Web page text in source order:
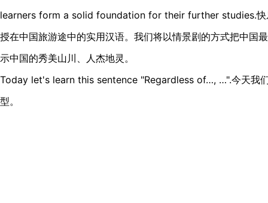
learners form a solid foundation for their further studies.快
授在中国旅游途中的实用汉语。我们将以情景剧的方式把中国
示中国的秀美山川、人杰地灵。
Today let's learn this sentence "Regardless of…, …".今天我
型。